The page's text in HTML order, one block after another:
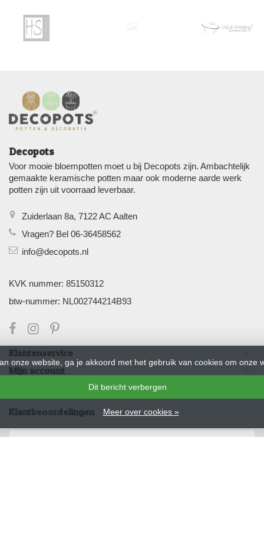
Decopots
Voor mooie bloempotten moet u bij Decopots zijn. Ambachtelijk
gemaakte keramische potten maar ook moderne aarde werk
potten zijn uit voorraad leverbaar.
Zuiderlaan 8a, 7122 AC Aalten
Vragen? Bel 06-36458562
info@decopots.nl
KVK nummer: 85150312
btw-nummer: NL002744214B93
Klantenservice
Mijn account
Klantbeoordelingen
onze website, ga je akkoord met het gebruik van cookies om onze
Dit bericht verbergen
Meer over cookies »